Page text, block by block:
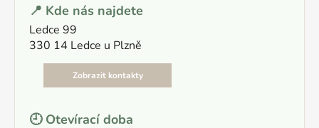
📍 Kde nás najdete
Ledce 99
330 14 Ledce u Plzně
Zobrazit kontakty
🕘 Otevírací doba